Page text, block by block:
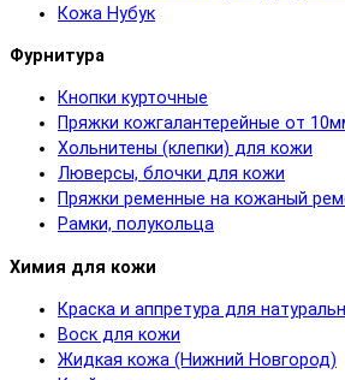
Кожа Нубук
Фурнитура
Кнопки курточные
Пряжки кожгалантерейные от
Хольнитены (клепки) для кожи
Люверсы, блочки для кожи
Пряжки ременные на кожаный
Рамки, полукольца
Химия для кожи
Краска и аппретура для
Воск для кожи
Жидкая кожа (Нижний Новгород)